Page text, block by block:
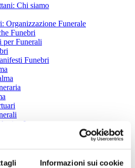
Informazioni sui cookie
Chi siamo
Organizzazione Funerale
Funebri
per Funerali
Funebri
Lutto
e Monumenti Funerari